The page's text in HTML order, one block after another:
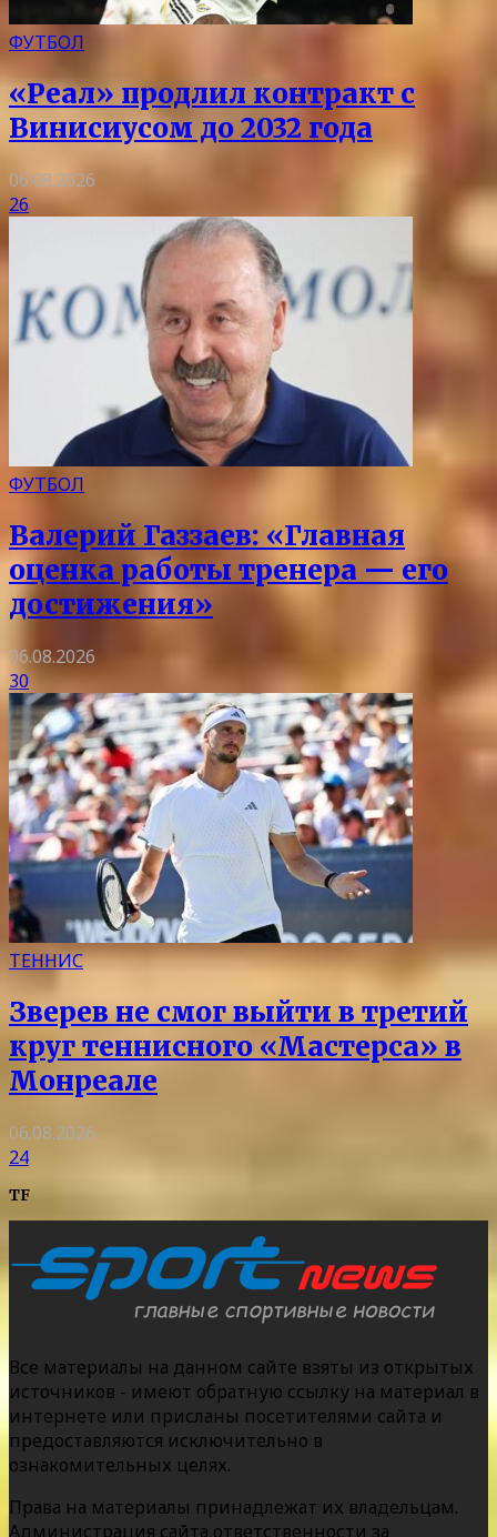
ФУТБОЛ
«Реал» продлил контракт с
Винисиусом до 2032 года
06.08.2026
26
ФУТБОЛ
Валерий Газзаев: «Главная
оценка работы тренера — его
достижения»
06.08.2026
30
ТЕННИС
Зверев не смог выйти в третий
круг теннисного «Мастерса» в
Монреале
06.08.2026
24
TF
Все материалы на данном сайте взяты из открытых
источников - имеют обратную ссылку на материал в
интернете или присланы посетителями сайта и
предоставляются исключительно в
ознакомительных целях.
Права на материалы принадлежат их владельцам.
Администрация сайта ответственности за